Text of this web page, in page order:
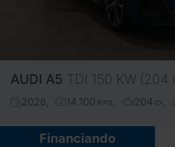
AUDI A5 TDI 150 KW (204
2026 14.100 kms 204 cv
Financiando